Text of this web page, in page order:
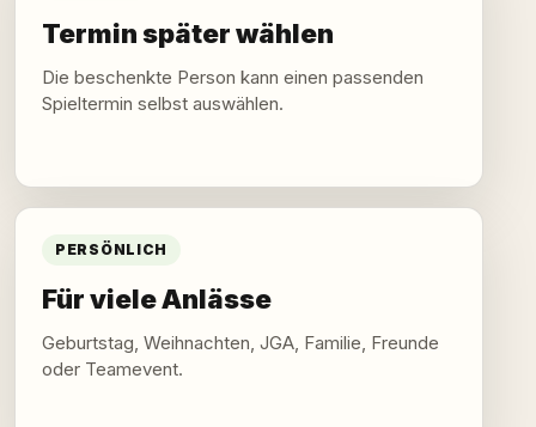
Termin später wählen
Die beschenkte Person kann einen passenden
Spieltermin selbst auswählen.
PERSÖNLICH
Für viele Anlässe
Geburtstag, Weihnachten, JGA, Familie, Freunde
oder Teamevent.